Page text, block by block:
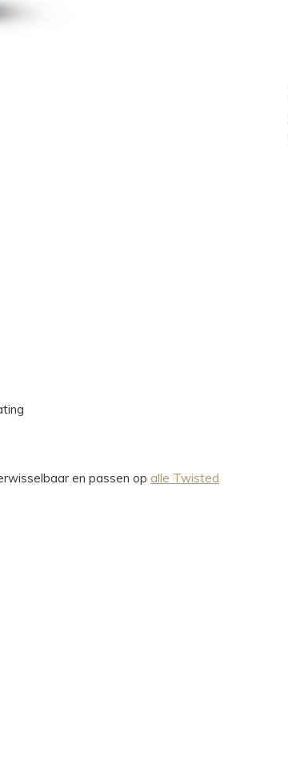
en passen op alle Twisted